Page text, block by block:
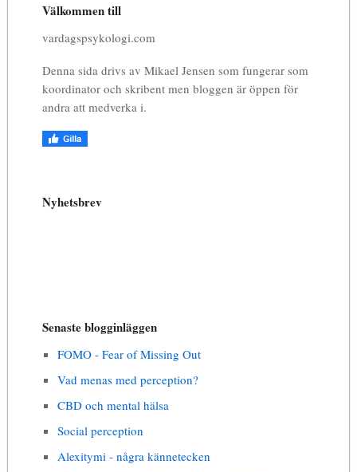
Välkommen till
vardagspsykologi.com
Denna sida drivs av Mikael Jensen som fungerar som
koordinator och skribent men bloggen är öppen för
andra att medverka i.
Nyhetsbrev
Senaste blogginläggen
FOMO - Fear of Missing Out
Vad menas med perception?
CBD och mental hälsa
Social perception
Alexitymi - några kännetecken